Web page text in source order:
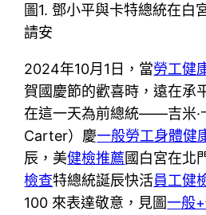
圖1. 鄧小平與卡特總統在白
請安
2024年10月1日，當勞工健
賀國慶節的歡喜時，遠在承
在這一天為前總統——吉米·
Carter）慶一般勞工身體健
辰，美健檢推薦國白宮在北
檢查特總統誕辰快活員工健
100 來表達敬意，見圖一般